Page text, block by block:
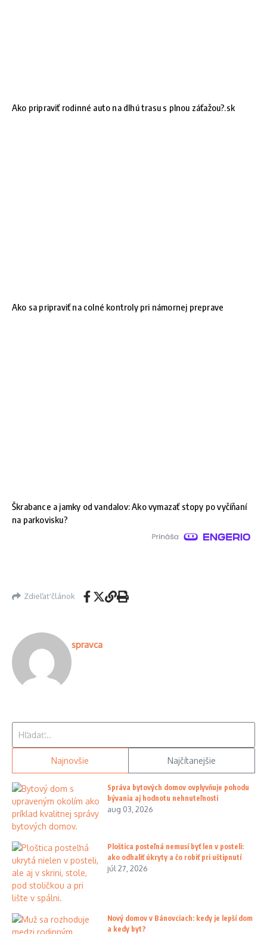
Ako pripraviť rodinné auto na dlhú trasu s plnou záťažou?.sk
Ako sa pripraviť na colné kontroly pri námornej preprave
Škrabance a jamky od vandalov: Ako vymazať stopy po vyčíňaní
na parkovisku?
Zdieľať článok
spravca
Najnovšie Najčítanejšie
Správa bytových domov ovplyvňuje pohodu
bývania aj hodnotu nehnuteľnosti
aug 03, 2026
Ploštica posteľná nemusí byť len v posteli:
ako odhaliť úkryty a čo robiť pri uštipnutí
júl 27, 2026
Nový domov v Bánovciach: kedy je lepší dom
a kedy byt?